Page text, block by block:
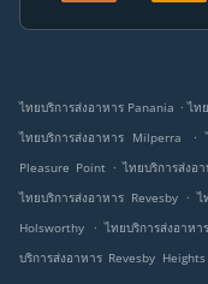
ไทยบริการส่งอาหาร Panania . ไท
ไทยบริการส่งอาหาร Milperra
.
Pleasure Point . ไทยบริการส่งอ
ไทยบริการส่งอาหาร Revesby
. ไ
Holsworthy
. ไทยบริการส่งอาห
บริการส่งอาหาร Revesby Heights